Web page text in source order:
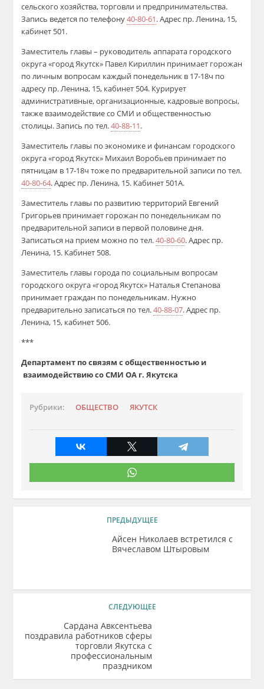
сельского хозяйства, торговли и предпринимательства.
Запись ведется по телефону40-80-61. Адрес пр. Ленина, 15,
кабинет 501.
Заместитель главы – руководитель аппарата городского
округа «город Якутск» Павел Кириллин принимает горожан
по личным вопросам каждый понедельник в 17-18ч по
адресу пр. Ленина, 15, кабинет 504. Курирует
административные, организационные, кадровые вопросы,
также взаимодействие со СМИ и общественностью
столицы. Запись по тел.40-88-11.
Заместитель главы по экономике и финансам городского
округа «город Якутск» Михаил Воробьев принимает по
пятницам в 17-18ч тоже по предварительной записи по тел.
40-80-64. Адрес пр. Ленина, 15. Кабинет 501А.
Заместитель главы по развитию территорий Евгений
Григорьев принимает горожан по понедельникам по
предварительной записи в первой половине дня.
Записаться на прием можно по тел.40-80-60. Адрес пр.
Ленина, 15. Кабинет 508.
Заместитель главы города по социальным вопросам
городского округа «город Якутск» Наталья Степанова
принимает граждан по понедельникам. Нужно
предварительно записаться по тел.40-88-07. Адрес пр.
Ленина, 15, кабинет 506.
***
Департамент по связям с общественностью и
взаимодействиюсо СМИ ОА г. Якутска
Рубрики: ОБЩЕСТВО ЯКУТСК
ПРЕДЫДУЩЕЕ
Айсен Николаев встретился с
Вячеславом Штыровым
СЛЕДУЮЩЕЕ
Сардана Авксентьева
поздравила работников сферы
торговли Якутска с
профессиональным
праздником